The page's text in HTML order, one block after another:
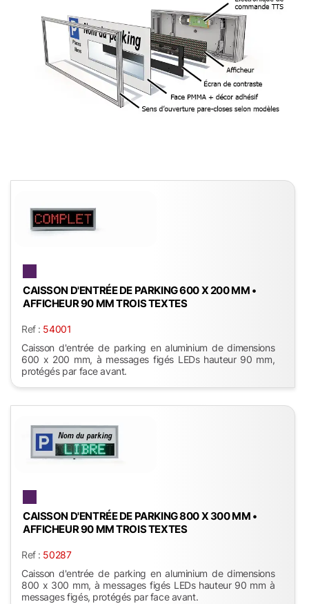
CAISSON D'ENTRÉE DE PARKING 600 X 200 MM •
AFFICHEUR 90 MM TROIS TEXTES
Ref : 54001
Caisson d'entrée de parking en aluminium de dimensions
600 x 200 mm, à messages figés LEDs hauteur 90 mm,
protégés par face avant.
CAISSON D'ENTRÉE DE PARKING 800 X 300 MM •
AFFICHEUR 90 MM TROIS TEXTES
Ref : 50287
Caisson d'entrée de parking en aluminium de dimensions
800 x 300 mm, à messages figés LEDs hauteur 90 mm à
messages figés, protégés par face avant.